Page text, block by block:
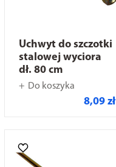
Uchwyt do szczotki
stalowej wyciora
dł. 80 cm
Do koszyka
8,09 zł